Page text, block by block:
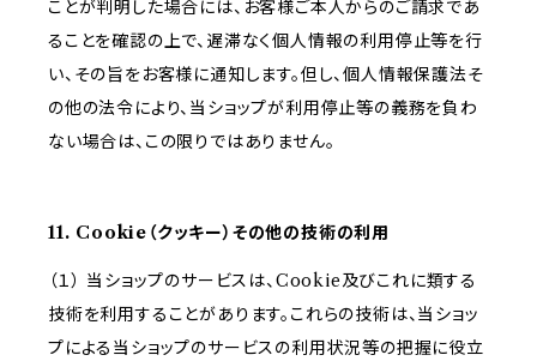
ことが判明した場合には、お客様ご本人からのご請求であ
ることを確認の上で、遅滞なく個人情報の利用停止等を行
い、その旨をお客様に通知します。但し、個人情報保護法そ
の他の法令により、当ショップが利用停止等の義務を負わ
ない場合は、この限りではありません。
11. Cookie（クッキー）その他の技術の利用
（１） 当ショップのサービスは、Cookie及びこれに類する
技術を利用することがあります。これらの技術は、当ショッ
プによる当ショップのサービスの利用状況等の把握に役立